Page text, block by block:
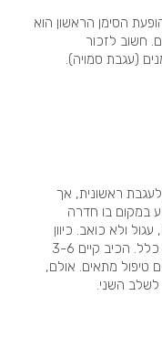
הסימן הראשון הוא
הטווח הוא בין 10 ל- 90 ימים. חשוב לזכור
(עגבת סמויה).
ראשונית, אך
במקום בו חדרה
ולא כואב. כיוון
שהוא אינו מכאיב, לעיתים לא מבחינים בו כלל. הכיב קיים 3-6
טיפול מתאים. אולם,
לשלב השני.